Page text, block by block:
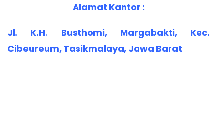
Alamat Kantor :
Jl. K.H. Busthomi, Margabakti, Kec.
Cibeureum, Tasikmalaya, Jawa Barat